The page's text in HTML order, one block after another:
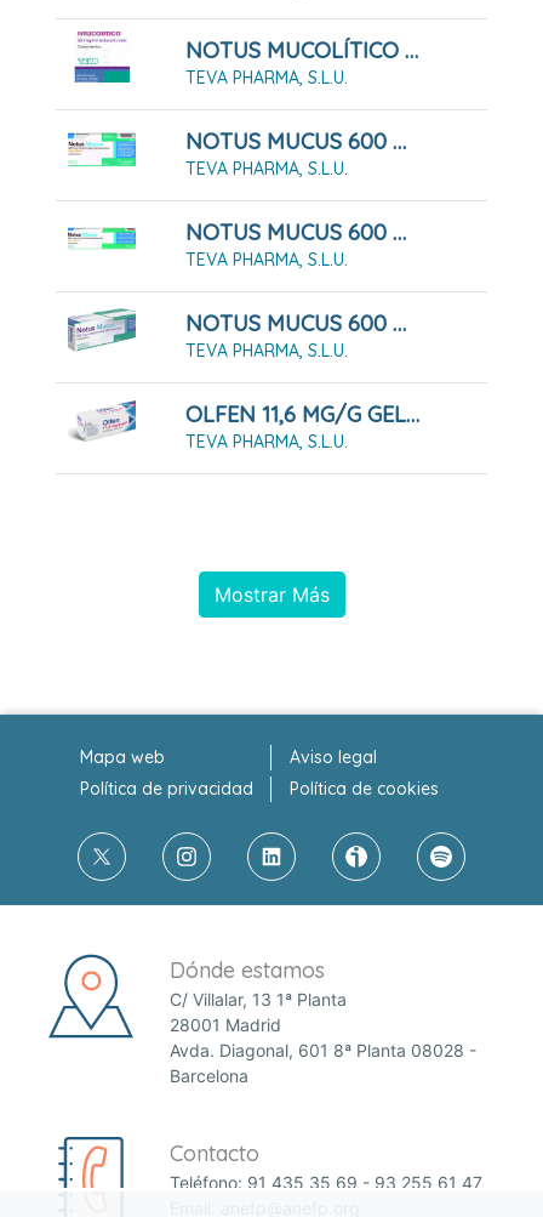
NOTUS MUCOLÍTICO 50 MG/ML SOLUCIÓN ORAL , 1 Frasco De 200 Ml
TEVA PHARMA, S.L.U.
NOTUS MUCUS 600 MG COMPRIMIDOS EFERVENCENTES SABOR LIMON, 10 Comprimidos
TEVA PHARMA, S.L.U.
NOTUS MUCUS 600 MG COMPRIMIDOS EFERVENCENTES SABOR LIMON, 20 Comprimidos
TEVA PHARMA, S.L.U.
NOTUS MUCUS 600 MG COMPRIMIDOS EFERVESCENTES 20 COMPRIMIDOS
TEVA PHARMA, S.L.U.
OLFEN 11,6 MG/G GEL 100 G
TEVA PHARMA, S.L.U.
Mostrar Más
Mapa web
Aviso legal
Política de privacidad
Política de cookies
Dónde estamos
C/ Villalar, 13 1ª Planta
28001 Madrid
Avda. Diagonal, 601 8ª Planta 08028 -
Barcelona
Contacto
Teléfono: 91 435 35 69 - 93 255 61 47